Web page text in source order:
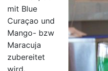
mit Blue
Curaçao und
Mango- bzw
Maracuja
zubereitet
wird.